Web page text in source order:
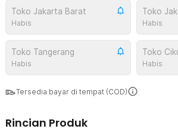
Toko Jakarta Barat
Habis
Toko
Habis
Toko Tangerang
Habis
Toko
Habis
Tersedia bayar di tempat (COD)
Rincian Produk